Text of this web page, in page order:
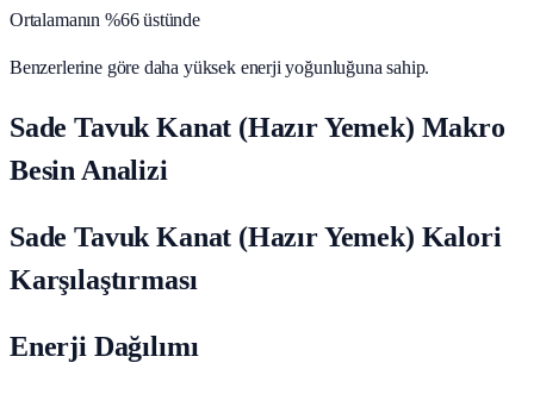
Ortalamanın %66 üstünde
Benzerlerine göre daha yüksek enerji yoğunluğuna sahip.
Sade Tavuk Kanat (Hazır Yemek) Makro
Besin Analizi
Sade Tavuk Kanat (Hazır Yemek) Kalori
Karşılaştırması
Enerji Dağılımı